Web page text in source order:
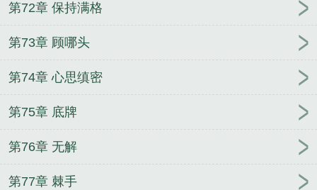
第72章 保持满格
第73章 顾哪头
第74章 心思缜密
第75章 底牌
第76章 无解
第77章 棘手